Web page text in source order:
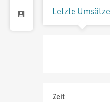
Letzte Umsätze
Zeit